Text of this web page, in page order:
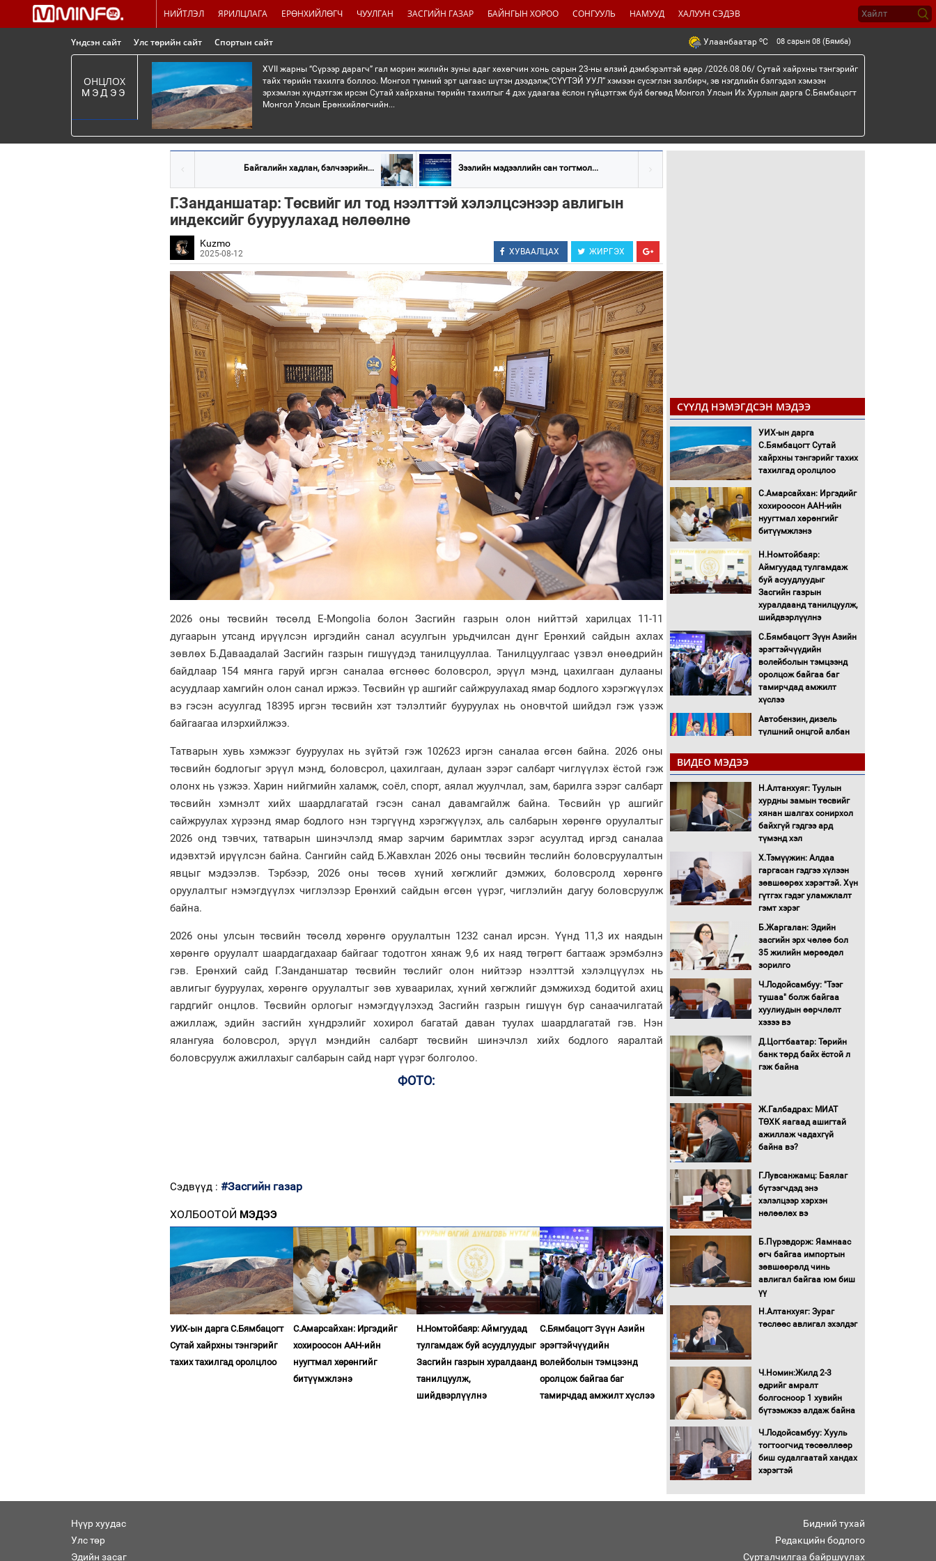
НИЙТЛЭЛ ЯРИЛЦЛАГА ЕРӨНХИЙЛӨГЧ ЧУУЛГАН ЗАСГИЙН ГАЗАР БАЙНГЫН ХОРОО СОНГУУЛЬ НАМУУД ХАЛУУН СЭДЭВ
Үндсэн сайт Улс төрийн сайт Спортын сайт Улаанбаатар oC 08 сарын 08 (Бямба)
ОНЦЛОХ
МЭДЭЭ
XVII жарны “Сүрээр дарагч” гал морин жилийн зуны адаг хөхөгчин хонь сарын 23-ны өлзий дэмбэрэлтэй өдөр /2026.08.06/ Сутай хайрхны тэнгэрийг
тайх төрийн тахилга боллоо. Монгол түмний эрт цагаас шүтэн дээдэлж,“СҮҮТЭЙ УУЛ” хэмээн сүсэглэн залбирч, эв нэгдлийн бэлгэдэл хэмээн
эрхэмлэн хүндэтгэж ирсэн Сутай хайрханы төрийн тахилгыг 4 дэх удаагаа ёслон гүйцэтгэж буй бөгөөд Монгол Улсын Их Хурлын дарга С.Бямбацогт
Монгол Улсын Ерөнхийлөгчийн...
Байгалийн хадлан, бэлчээрийн... Зээлийн мэдээллийн сан тогтмол...
Г.Занданшатар: Төсвийг ил тод нээлттэй хэлэлцсэнээр авлигын
индексийг бууруулахад нөлөөлнө
Kuzmo
2025-08-12 ХУВААЛЦАХ ЖИРГЭХ
2026 оны төсвийн төсөлд E-Mongolia болон Засгийн газрын олон нийттэй харилцах 11-11
дугаарын утсанд ирүүлсэн иргэдийн санал асуулгын урьдчилсан дүнг Ерөнхий сайдын ахлах
зөвлөх Б.Даваадалай Засгийн газрын гишүүдэд танилцууллаа. Танилцуулгаас үзвэл өнөөдрийн
байдлаар 154 мянга гаруй иргэн саналаа өгснөөс боловсрол, эрүүл мэнд, цахилгаан дулааны
асуудлаар хамгийн олон санал иржээ. Төсвийн үр ашгийг сайжруулахад ямар бодлого хэрэгжүүлэх
вэ гэсэн асуулгад 18395 иргэн төсвийн хэт тэлэлтийг бууруулах нь оновчтой шийдэл гэж үзэж
байгаагаа илэрхийлжээ.
Татварын хувь хэмжээг бууруулах нь зүйтэй гэж 102623 иргэн саналаа өгcөн байна. 2026 оны
төсвийн бодлогыг эрүүл мэнд, боловсрол, цахилгаан, дулаан зэрэг салбарт чиглүүлэх ёстой гэж
олонх нь үзжээ. Харин нийгмийн халамж, соёл, спорт, аялал жуулчлал, зам, барилга зэрэг салбарт
төсвийн хэмнэлт хийх шаардлагатай гэсэн санал давамгайлж байна. Төсвийн үр ашгийг
сайжруулах хүрээнд ямар бодлого нэн тэргүүнд хэрэгжүүлэх, аль салбарын хөрөнгө оруулалтыг
2026 онд тэвчих, татварын шинэчлэлд ямар зарчим баримтлах зэрэг асуултад иргэд саналаа
идэвхтэй ирүүлсэн байна. Сангийн сайд Б.Жавхлан 2026 оны төсвийн төслийн боловсруулалтын
явцыг мэдээлэв. Тэрбээр, 2026 оны төсөв хүний хөгжлийг дэмжих, боловсролд хөрөнгө
оруулалтыг нэмэгдүүлэх чиглэлээр Ерөнхий сайдын өгсөн үүрэг, чиглэлийн дагуу боловсруулж
байна.
2026 оны улсын төсвийн төсөлд хөрөнгө оруулалтын 1232 санал ирсэн. Үүнд 11,3 их наядын
хөрөнгө оруулалт шаардагдахаар байгааг тодотгон хянаж 9,6 их наяд төгрөгт багтааж эрэмбэлнэ
гэв. Ерөнхий сайд Г.Занданшатар төсвийн төслийг олон нийтээр нээлттэй хэлэлцүүлэх нь
авлигыг бууруулах, хөрөнгө оруулалтыг зөв хуваарилах, хүний хөгжлийг дэмжихэд бодитой ахиц
гардгийг онцлов. Төсвийн орлогыг нэмэгдүүлэхэд Засгийн газрын гишүүн бүр санаачилгатай
ажиллаж, эдийн засгийн хүндрэлийг хохирол багатай даван туулах шаардлагатай гэв. Нэн
ялангуяа боловсрол, эрүүл мэндийн салбарт төсвийн шинэчлэл хийх бодлого яаралтай
боловсруулж ажиллахыг салбарын сайд нарт үүрэг болголоо.
ФОТО:
Сэдвүүд : #Засгийн газар
ХОЛБООТОЙ МЭДЭЭ
УИХ-ын дарга С.Бямбацогт
Сутай хайрхны тэнгэрийг
тахих тахилгад оролцлоо
С.Амарсайхан: Иргэдийг
хохироосон ААН-ийн
нуугтмал хөрөнгийг
битүүмжлэнэ
Н.Номтойбаяр: Аймгуудад
тулгамдаж буй асуудлуудыг
Засгийн газрын хуралдаанд
танилцуулж,
шийдвэрлүүлнэ
С.Бямбацогт Зүүн Азийн
эрэгтэйчүүдийн
волейболын тэмцээнд
оролцож байгаа баг
тамирчдад амжилт хүслээ
СҮҮЛД НЭМЭГДСЭН МЭДЭЭ
УИХ-ын дарга
С.Бямбацогт Сутай
хайрхны тэнгэрийг тахих
тахилгад оролцлоо
С.Амарсайхан: Иргэдийг
хохироосон ААН-ийн
нуугтмал хөрөнгийг
битүүмжлэнэ
Н.Номтойбаяр:
Аймгуудад тулгамдаж
буй асуудлуудыг
Засгийн газрын
хуралдаанд танилцуулж,
шийдвэрлүүлнэ
С.Бямбацогт Зүүн Азийн
эрэгтэйчүүдийн
волейболын тэмцээнд
оролцож байгаа баг
тамирчдад амжилт
хүслээ
Автобензин, дизель
түлшний онцгой албан
Санхүүгийн хэмнэлтийн
горимд эрүүл мэндийн
салбар хамаарахгүй
Нөөцийн махны
нээлттэй ил тод болгоно
Монгол Улс “COP17”-д
“Тал хээрийн
танилцуулна
16 төрлийн эмийг нэг эх
үүсвэрээс худалдан авах
Бүх шатанд хэмнэлтийн
горимд шилжиж, найр
гадаад томилолтыг
хориглолоо
Засгийн газрын ээлжит
хуралдаан болж байна
Автомашинд улсын
дугаарын тэгш,
сондгойгоор шатахуун
Бага орлоготой
иргэдийн орлогод
татвар ногдуулахгүй
байх эрх зүйн орчныг
Хөшөө бүтсэн түүхийг
Хөвсгөл нуурын лусыг
тахих төрийн тахилгын
ёслол боллоо
“Хар жагсаалт”-ын
асуудлыг цэгцлэх
чиглэлээр
Монголбанкны
хугацаатай үүрэг өглөө
олимпиадын хүрээнд
гарсан зардлыг
шийдвэрлэж өгөхөөр
ВИДЕО МЭДЭЭ
Н.Алтанхуяг: Туулын
хурдны замын төсвийг
хянан шалгах сонирхол
байхгүй гэдгээ ард
түмэнд хэл
Х.Тэмүүжин: Алдаа
гаргасан гэдгээ хүлээн
зөвшөөрөх хэрэгтэй. Хүн
гүтгэх гэдэг уламжлалт
гэмт хэрэг
Б.Жаргалан: Эдийн
засгийн эрх чөлөө бол
35 жилийн мөрөөдөл
зорилго
Ч.Лодойсамбуу: "Тээг
тушаа" болж байгаа
хуулиудын өөрчлөлт
хэзээ вэ
Д.Цогтбаатар: Төрийн
банк төрд байх ёстой л
гэж байна
Ж.Галбадрах: МИАТ
ТӨХК яагаад ашигтай
ажиллаж чадахгүй
байна вэ?
Г.Лувсанжамц: Баялаг
бүтээгчдэд энэ
хэлэлцээр хэрхэн
нөлөөлөх вэ
Б.Пүрэвдорж: Яамнаас
өгч байгаа импортын
зөвшөөрөлд чинь
авлигал байгаа юм биш
үү
Н.Алтанхуяг: Зураг
төслөөс авлигал эхэлдэг
Ч.Номин:Жилд 2-3
өдрийг амралт
болгосноор 1 хувийн
бүтээмжээ алдаж байна
Ч.Лодойсамбуу: Хууль
тогтоогчид төсөөллөөр
биш судалгаатай хандах
хэрэгтэй
Нүүр хуудас
Улс төр
Эдийн засаг
Бидний тухай
Редакцийн бодлого
Сурталчилгаа байршуулах